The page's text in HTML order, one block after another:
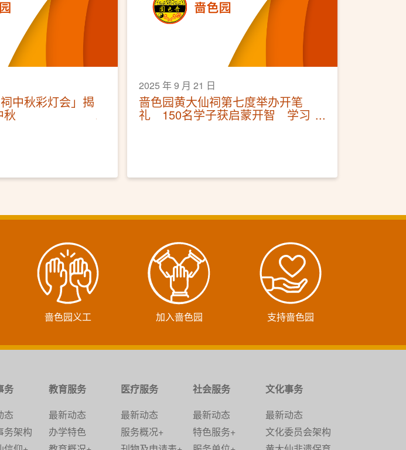
中秋彩灯会」揭
秋
2025 年 9 月 21 日
啬色园黄大仙祠第七度举办开笔
礼 150名学子获启蒙开智 学习
啬色园义工 加入啬色园 支持啬色园
务
态
务架构
教育服务
最新动态
办学特色
医疗服务
最新动态
服务概况+
社会服务
最新动态
特色服务+
文化事务
最新动态
文化委员会架构